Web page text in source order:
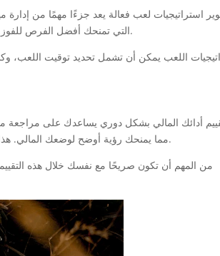
استراتيجيات لعب فعالة يعد جزءًا مهمًا من إدارة
التي تمنحك أفضل الفرص للفوز. يجب أن تتضمن استراتيجيتك طريقة لكيفية توزيع ميزانيتك بين الألعاب المختلفة.
اللعب يمكن أن تشمل تحديد توقيت اللعب،
أدائك المالي بشكل دوري يساعدك على مراجعة
مما يمنحك رؤية أوضح لوضعك المالي. هذا التقييم يساعد في تحديد ما إذا كنت بحاجة لتعديل ميزانيتك أو استراتيجيات لعبك.
من المهم أن تكون صريحًا مع نفسك خلال هذه